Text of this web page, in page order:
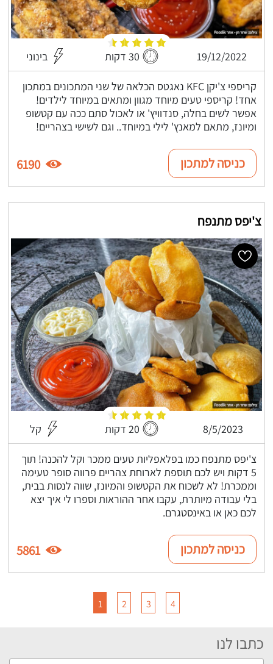
19/12/2022 30 דקות בינוני
קריספי צ'יקן KFC נאגטס הכלאה של שני המתכונים במתכון
אחד! קריספי טעים מיוחד מגוון ומתאים במיוחד לילדים!
אפשר לשים בחלה, סנדוויץ' או לאכול סתם ככה עם קטשופ
ומיונז, מתאם למאנץ' לילי במיוחד.. וגם לשישי בצהריים!
כניסה למתכון 6190
צ'יפס מתנפח
8/5/2023 20 דקות קל
צ'יפס מתנפח כמו בפלאפליות טעים ממכר וקל להכנה! תוך
5 דקות ויש לכם תוספת לארוחת צהריים פרווה סופר טעימה
וממכרת! לא לשכוח את הקטשופ והמיונז, שווה לנסות בבית,
בלי עבודה מיותרת, עקבו אחר ההוראות וספרו לי איך יצא
לכם כאן או באינסטגרם.
כניסה למתכון 5861
1 2 3 4
כתבו לנו